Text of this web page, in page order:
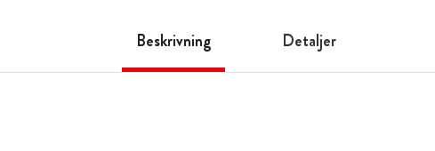
Beskrivning Detaljer